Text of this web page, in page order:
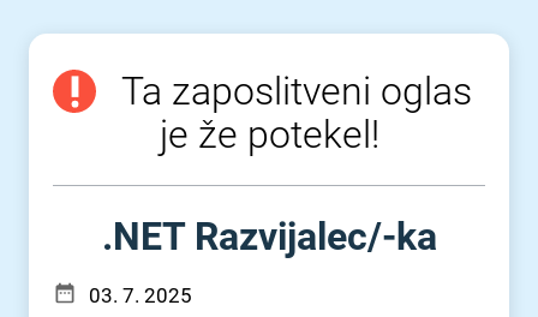
Ta zaposlitveni oglas
je že potekel!
.NET Razvijalec⁠/⁠-ka
03. 7. 2025